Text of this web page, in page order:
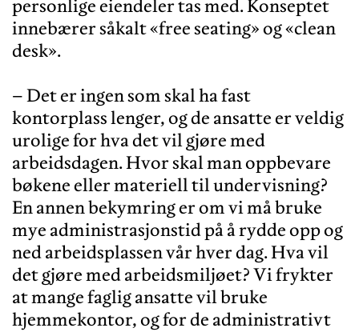
personlige eiendeler tas med. Konseptet
innebærer såkalt «free seating» og «clean
desk».
– Det er ingen som skal ha fast
kontorplass lenger, og de ansatte er veldig
urolige for hva det vil gjøre med
arbeidsdagen. Hvor skal man oppbevare
bøkene eller materiell til undervisning?
En annen bekymring er om vi må bruke
mye administrasjonstid på å rydde opp og
ned arbeidsplassen vår hver dag. Hva vil
det gjøre med arbeidsmiljøet? Vi frykter
at mange faglig ansatte vil bruke
hjemmekontor, og for de administrativt